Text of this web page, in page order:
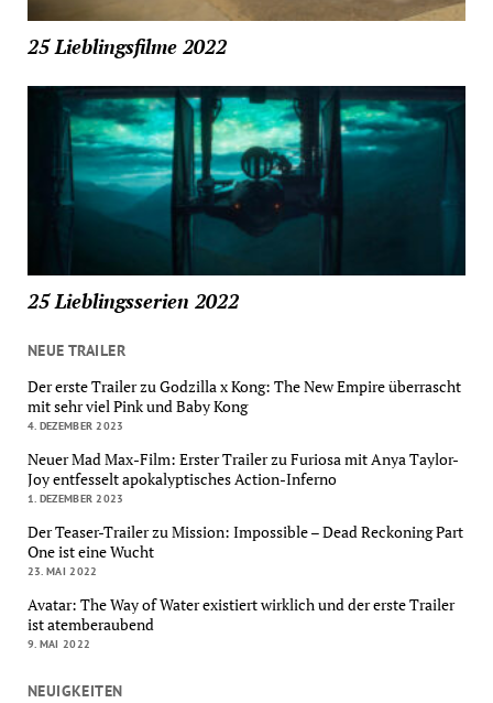
25 Lieblingsfilme 2022
25 Lieblingsserien 2022
NEUE TRAILER
Der erste Trailer zu Godzilla x Kong: The New Empire überrascht
mit sehr viel Pink und Baby Kong
4. DEZEMBER 2023
Neuer Mad Max-Film: Erster Trailer zu Furiosa mit Anya Taylor-
Joy entfesselt apokalyptisches Action-Inferno
1. DEZEMBER 2023
Der Teaser-Trailer zu Mission: Impossible – Dead Reckoning Part
One ist eine Wucht
23. MAI 2022
Avatar: The Way of Water existiert wirklich und der erste Trailer
ist atemberaubend
9. MAI 2022
NEUIGKEITEN